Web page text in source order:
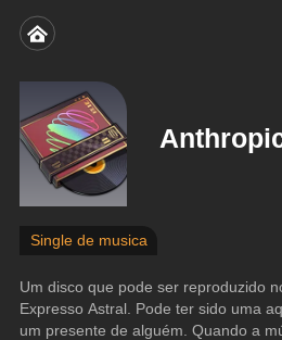
Single de musica
Um disco que pode ser reproduzido
Expresso Astral. Pode ter sido uma
um presente de alguém. Quando a